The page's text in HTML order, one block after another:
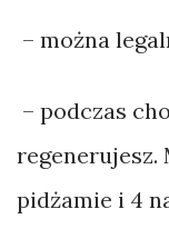
– można
– podczas
regenerujesz.
pidżamie i 4